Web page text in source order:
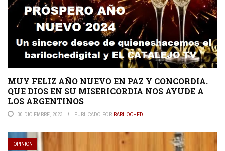
MUY FELIZ AÑO NUEVO EN PAZ Y CONCORDIA.
QUE DIOS EN SU MISERICORDIA NOS AYUDE A
LOS ARGENTINOS
30 DICIEMBRE, 2023 PUBLICADO POR BARILOCHED
OPINIÓN